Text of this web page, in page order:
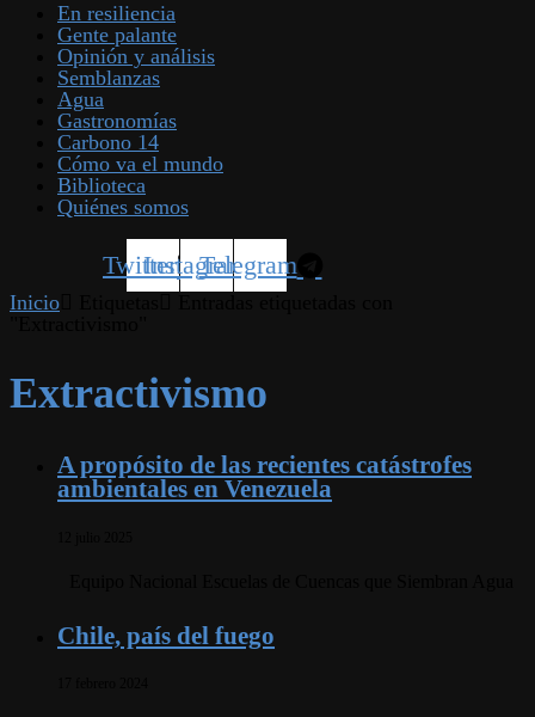
En resiliencia
Gente palante
Opinión y análisis
Semblanzas
Agua
Gastronomías
Carbono 14
Cómo va el mundo
Biblioteca
Quiénes somos
TwitterInstagramTelegram
Inicio
Extractivismo
A propósito de las recientes catástrofes
ambientales en Venezuela
Chile, país del fuego